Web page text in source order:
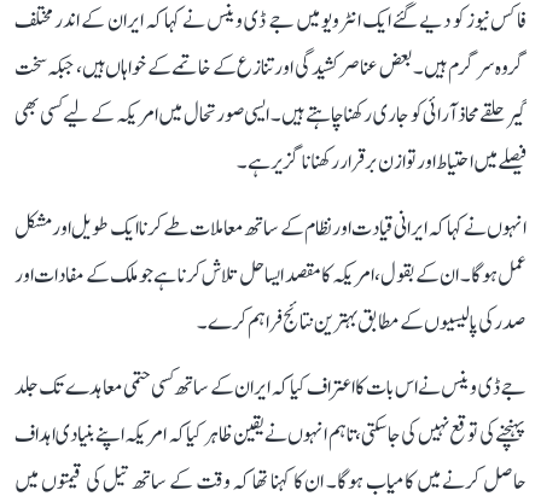
فاکس نیوز کو دیے گئے ایک انٹرویو میں جے ڈی وینس نے کہا کہ ایران کے اندر مختلف
گروہ سرگرم ہیں۔ بعض عناصر کشیدگی اور تنازع کے خاتمے کے خواہاں ہیں، جبکہ سخت
گیر حلقے محاذ آرائی کو جاری رکھنا چاہتے ہیں۔ ایسی صورتحال میں امریکہ کے لیے کسی بھی
فیصلے میں احتیاط اور توازن برقرار رکھنا ناگزیر ہے۔
انہوں نے کہا کہ ایرانی قیادت اور نظام کے ساتھ معاملات طے کرنا ایک طویل اور مشکل
عمل ہوگا۔ ان کے بقول، امریکہ کا مقصد ایسا حل تلاش کرنا ہے جو ملک کے مفادات اور
صدر کی پالیسیوں کے مطابق بہترین نتائج فراہم کرے۔
جے ڈی وینس نے اس بات کا اعتراف کیا کہ ایران کے ساتھ کسی حتمی معاہدے تک جلد
پہنچنے کی توقع نہیں کی جا سکتی، تاہم انہوں نے یقین ظاہر کیا کہ امریکہ اپنے بنیادی اہداف
حاصل کرنے میں کامیاب ہوگا۔ ان کا کہنا تھا کہ وقت کے ساتھ تیل کی قیمتوں میں